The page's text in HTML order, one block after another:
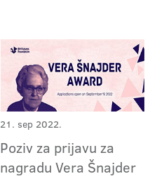
21. sep 2022.
Poziv za prijavu za
nagradu Vera Šnajder